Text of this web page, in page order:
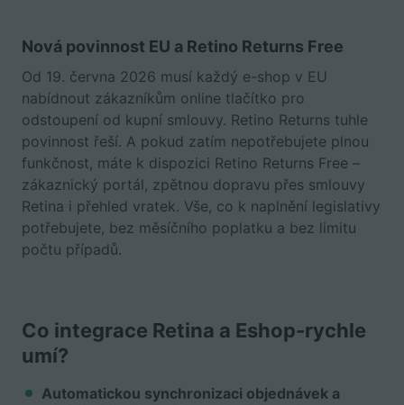
Nová povinnost EU a Retino Returns Free
Od 19. června 2026 musí každý e-shop v EU
nabídnout zákazníkům online tlačítko pro
odstoupení od kupní smlouvy. Retino Returns tuhle
povinnost řeší. A pokud zatím nepotřebujete plnou
funkčnost, máte k dispozici Retino Returns Free –
zákaznický portál, zpětnou dopravu přes smlouvy
Retina i přehled vratek. Vše, co k naplnění legislativy
potřebujete, bez měsíčního poplatku a bez limitu
počtu případů.
Co integrace Retina a Eshop-rychle
umí?
Automatickou synchronizaci objednávek a